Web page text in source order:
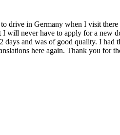
drive in Germany when I visit
never have to apply for a new
and was of good quality. I had
here again. Thank you for